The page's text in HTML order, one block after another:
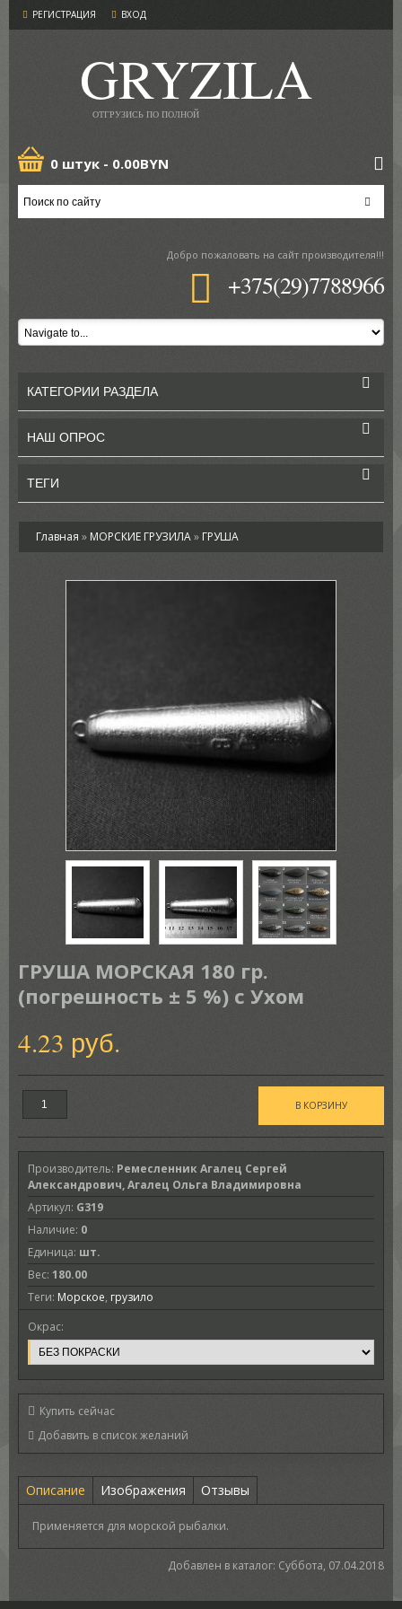
РЕГИСТРАЦИЯ ВХОД
GRYZILA
ОТГРУЗИСЬ ПО ПОЛНОЙ
0 штук - 0.00BYN
Добро пожаловать на сайт производителя!!!
+375(29)7788966
КАТЕГОРИИ РАЗДЕЛА
НАШ ОПРОС
ТЕГИ
Главная » МОРСКИЕ ГРУЗИЛА » ГРУША
ГРУША МОРСКАЯ 180 гр.
(погрешность ± 5 %) с Ухом
4.23 руб.
Производитель: Ремесленник Агалец Сергей
Александрович, Агалец Ольга Владимировна
Артикул: G319
Наличие: 0
Единица: шт.
Вес: 180.00
Теги: Морское, грузило
Окрас:
Купить сейчас
Описание Изображения Отзывы
Применяется для морской рыбалки.
Добавлен в каталог: Суббота, 07.04.2018